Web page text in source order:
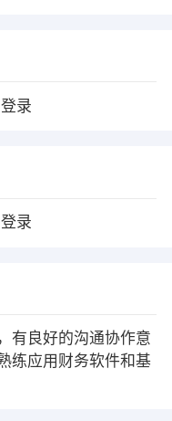
录
录
有良好的沟通协作意
练应用财务软件和基